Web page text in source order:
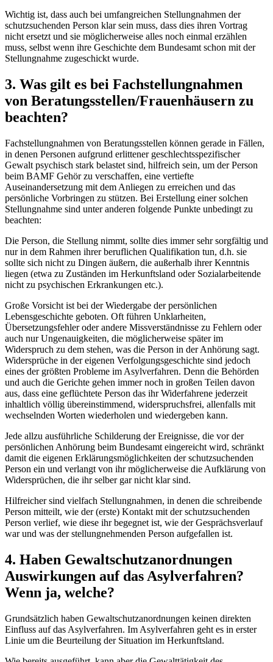
Wichtig ist, dass auch bei umfangreichen Stellungnahmen der
schutzsuchenden Person klar sein muss, dass dies ihren Vortrag
nicht ersetzt und sie möglicherweise alles noch einmal erzählen
muss, selbst wenn ihre Geschichte dem Bundesamt schon mit der
Stellungnahme zugeschickt wurde.
3. Was gilt es bei Fachstellungnahmen
von Beratungsstellen/Frauenhäusern zu
beachten?
Fachstellungnahmen von Beratungsstellen können gerade in Fällen,
in denen Personen aufgrund erlittener geschlechtsspezifischer
Gewalt psychisch stark belastet sind, hilfreich sein, um der Person
beim BAMF Gehör zu verschaffen, eine vertiefte
Auseinandersetzung mit dem Anliegen zu erreichen und das
persönliche Vorbringen zu stützen. Bei Erstellung einer solchen
Stellungnahme sind unter anderen folgende Punkte unbedingt zu
beachten:
Die Person, die Stellung nimmt, sollte dies immer sehr sorgfältig und
nur in dem Rahmen ihrer beruflichen Qualifikation tun, d.h. sie
sollte sich nicht zu Dingen äußern, die außerhalb ihrer Kenntnis
liegen (etwa zu Zuständen im Herkunftsland oder Sozialarbeitende
nicht zu psychischen Erkrankungen etc.).
Große Vorsicht ist bei der Wiedergabe der persönlichen
Lebensgeschichte geboten. Oft führen Unklarheiten,
Übersetzungsfehler oder andere Missverständnisse zu Fehlern oder
auch nur Ungenauigkeiten, die möglicherweise später im
Widerspruch zu dem stehen, was die Person in der Anhörung sagt.
Widersprüche in der eigenen Verfolgungsgeschichte sind jedoch
eines der größten Probleme im Asylverfahren. Denn die Behörden
und auch die Gerichte gehen immer noch in großen Teilen davon
aus, dass eine geflüchtete Person das ihr Widerfahrene jederzeit
inhaltlich völlig übereinstimmend, widerspruchsfrei, allenfalls mit
wechselnden Worten wiederholen und wiedergeben kann.
Jede allzu ausführliche Schilderung der Ereignisse, die vor der
persönlichen Anhörung beim Bundesamt eingereicht wird, schränkt
damit die eigenen Erklärungsmöglichkeiten der schutzsuchenden
Person ein und verlangt von ihr möglicherweise die Aufklärung von
Widersprüchen, die ihr selber gar nicht klar sind.
Hilfreicher sind vielfach Stellungnahmen, in denen die schreibende
Person mitteilt, wie der (erste) Kontakt mit der schutzsuchenden
Person verlief, wie diese ihr begegnet ist, wie der Gesprächsverlauf
war und was der stellungnehmenden Person aufgefallen ist.
4. Haben Gewaltschutzanordnungen
Auswirkungen auf das Asylverfahren?
Wenn ja, welche?
Grundsätzlich haben Gewaltschutzanordnungen keinen direkten
Einfluss auf das Asylverfahren. Im Asylverfahren geht es in erster
Linie um die Beurteilung der Situation im Herkunftsland.